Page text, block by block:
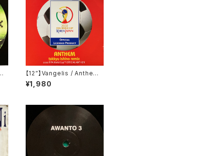
【12”】Vangelis / Anthem
(Takkyu Ishino Remix)
(2002 FIFA World Cup O
¥1,980